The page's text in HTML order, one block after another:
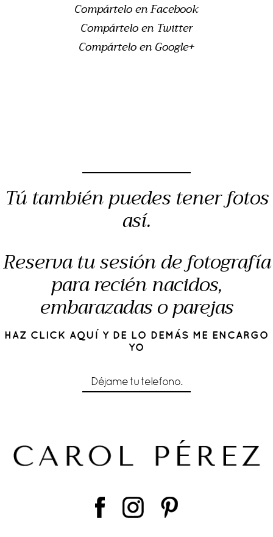
Compártelo en Facebook
Compártelo en Twitter
Compártelo en Google+
Tú también puedes tener fotos
así.
Reserva tu sesión de fotografía
para recién nacidos,
embarazadas o parejas
HAZ CLICK AQUÍ Y DE LO DEMÁS ME ENCARGO
YO
Déjame tu telefono.